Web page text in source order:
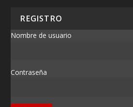
REGISTRO
Nombre de usuario
Contraseña